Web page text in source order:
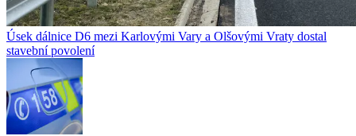
Úsek dálnice D6 mezi Karlovými Vary a Olšovými Vraty dostal
stavební povolení